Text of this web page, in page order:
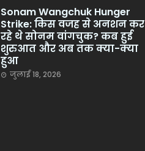
Sonam Wangchuk Hunger
Strike: किस वजह से अनशन कर
रहे थे सोनम वांगचुक? कब हुई
शुरुआत और अब तक क्या-क्या
हुआ
जुलाई 18, 2026